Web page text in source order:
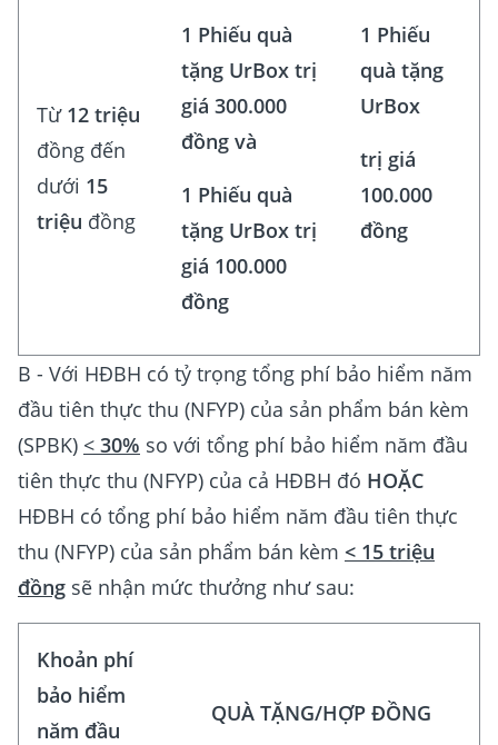
Từ 12 triệu
đồng đến
dưới 15
triệu đồng
1 Phiếu quà
tặng UrBox trị
giá 300.000
đồng và
1 Phiếu quà
tặng UrBox trị
giá 100.000
đồng
1 Phiếu
quà tặng
UrBox
trị giá
100.000
đồng
B - Với HĐBH có tỷ trọng tổng phí bảo hiểm năm
đầu tiên thực thu (NFYP) của sản phẩm bán kèm
(SPBK) < 30% so với tổng phí bảo hiểm năm đầu
tiên thực thu (NFYP) của cả HĐBH đó HOẶC
HĐBH có tổng phí bảo hiểm năm đầu tiên thực
thu (NFYP) của sản phẩm bán kèm < 15 triệu
đồng sẽ nhận mức thưởng như sau:
Khoản phí
bảo hiểm
năm đầu
QUÀ TẶNG/HỢP ĐỒNG